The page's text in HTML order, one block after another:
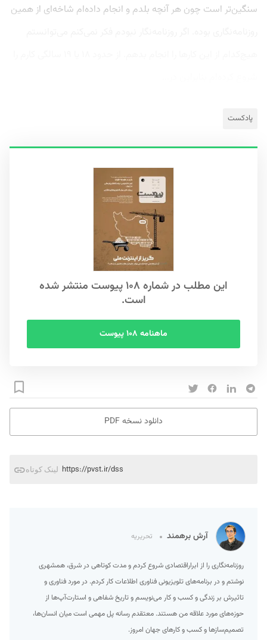
سنگین‌تر است چون هر آنچه بلدم و انجام داده‌ام شاخه‌ای از همین
پادکست
این مطلب در شماره ۱۰۸ پیوست منتشر شده
است.
ماهنامه ۱۰۸ پیوست
دانلود نسخه PDF
لینک کوتاه https://pvst.ir/dss
آرش برهمند تحریریه
روزنامه‌نگاری را از ابراراقتصادی شروع کردم و مدت کوتاهی در شرق، همشهری
نوشتم و در برنامه‌های تلویزیونی فناوری اطلاعات کار کردم. در مورد فناوری و
تاثیرش بر زندگی و کسب و کار می‌نویسم و تاریخ شفاهی و استارت‌آپ‌ها از
حوزه‌های مورد علاقه من هستند. معتقدم رسانه پل مهمی است میان انسان‌ها،
تصمیم‌سازها و کسب و کارهای جهان امروز.